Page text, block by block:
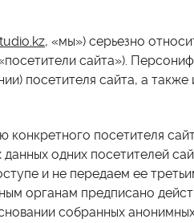
, «мы») серьезно
сайта»).
посетителя сайта, а
посетителя
одних посетителей
и не передаем ее
органам предписано
собранных